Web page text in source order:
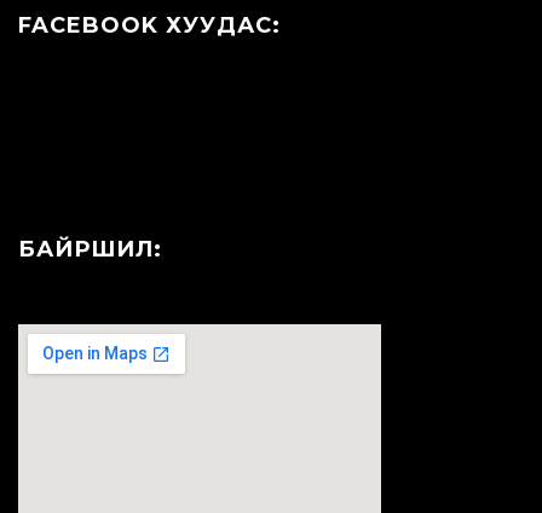
FACEBOOK ХУУДАС:
БАЙРШИЛ: